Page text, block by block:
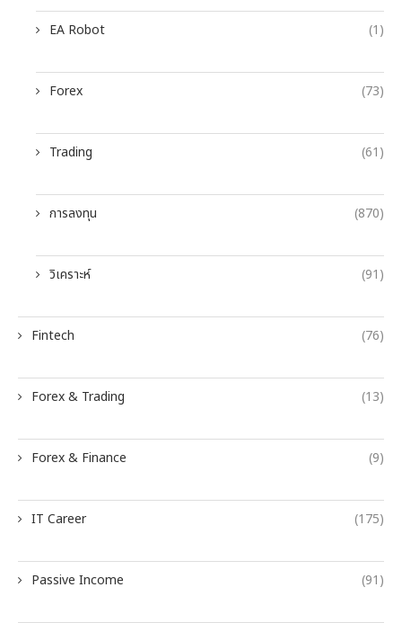
EA Robot (1)
Forex (73)
Trading (61)
การลงทุน (870)
วิเคราะห์ (91)
Fintech (76)
Forex & Trading (13)
Forex & Finance (9)
IT Career (175)
Passive Income (91)